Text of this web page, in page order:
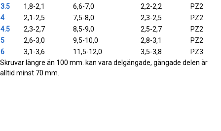
3.5
1,8-2,1 6,6-7,0 2,2-2,2
PZ2
4
2,1-2,5 7,5-8,0 2,3-2,5
PZ2
4.5
2,3-2,7 8,5-9,0 2,5-2,7
PZ2
5
2,6-3,0 9,5-10,0 2,8-3,1
PZ2
6
3,1-3,6 11,5-12,0 3,5-3,8
PZ3
Skruvar längre än 100 mm. kan vara delgängade, gängade delen är
alltid minst 70 mm.